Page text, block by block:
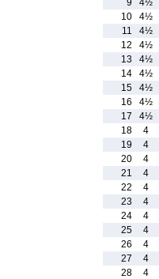
9
4½
10
4½
11
4½
12
4½
13
4½
14
4½
15
4½
16
4½
17
4½
18
4
19
4
20
4
21
4
22
4
23
4
24
4
25
4
26
4
27
4
28
4